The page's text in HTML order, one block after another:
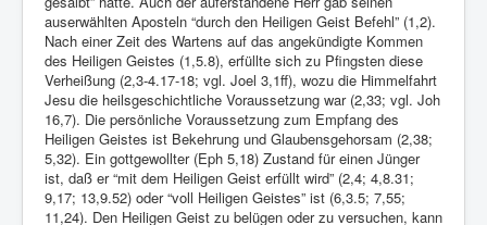
auserwählten Aposteln “durch den Heiligen Geist Befehl” (1,2).
Nach einer Zeit des Wartens auf das angekündigte Kommen
des Heiligen Geistes (1,5.8), erfüllte sich zu Pfingsten diese
Verheißung (2,3-4.17-18; vgl. Joel 3,1ff), wozu die Himmelfahrt
Jesu die heilsgeschichtliche Voraussetzung war (2,33; vgl. Joh
16,7). Die persönliche Voraussetzung zum Empfang des
Heiligen Geistes ist Bekehrung und Glaubensgehorsam (2,38;
5,32). Ein gottgewollter (Eph 5,18) Zustand für einen Jünger
ist, daß er “mit dem Heiligen Geist erfüllt wird” (2,4; 4,8.31;
9,17; 13,9.52) oder “voll Heiligen Geistes” ist (6,3.5; 7,55;
11,24). Den Heiligen Geist zu belügen oder zu versuchen, kann